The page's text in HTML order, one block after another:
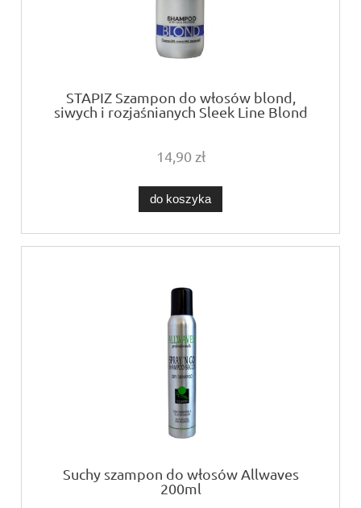
STAPIZ Szampon do włosów blond,
siwych i rozjaśnianych Sleek Line Blond
300ml
14,90 zł
do koszyka
Suchy szampon do włosów Allwaves
200ml